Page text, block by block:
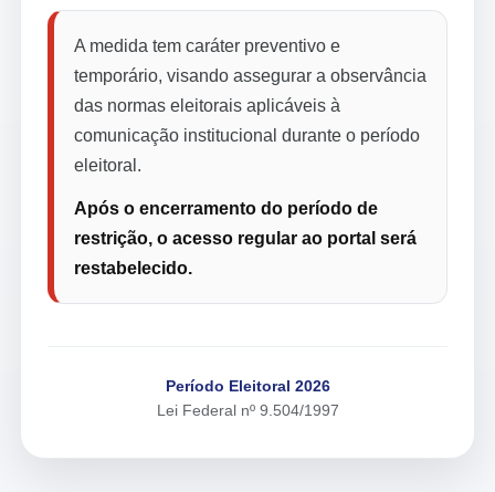
A medida tem caráter preventivo e
temporário, visando assegurar a observância
das normas eleitorais aplicáveis à
comunicação institucional durante o período
eleitoral.
Após o encerramento do período de
restrição, o acesso regular ao portal será
restabelecido.
Período Eleitoral 2026
Lei Federal nº 9.504/1997